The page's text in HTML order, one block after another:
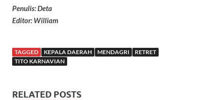
Penulis: Deta
Editor: William
TAGGED KEPALA DAERAH MENDAGRI
RETRET
TITO KARNAVIAN
RELATED POSTS